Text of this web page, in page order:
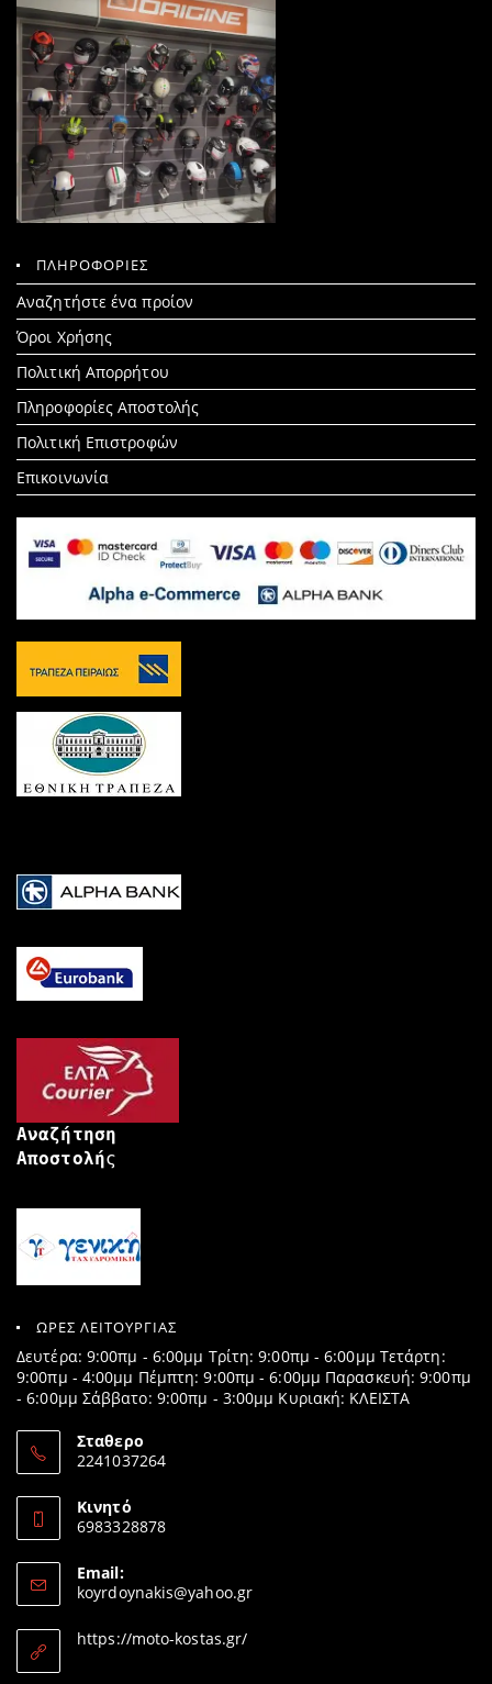
ΠΛΗΡΟΦΟΡΙΕΣ
Αναζητήστε ένα προίον
Search
for:
Όροι Χρήσης
Πολιτική Απορρήτου
Πληροφορίες Αποστολής
Πολιτική Επιστροφών
Επικοινωνία
Αναζήτηση
Αποστολής
ΩΡΕΣ ΛΕΙΤΟΥΡΓΙΑΣ
Δευτέρα: 9:00πμ - 6:00μμ Τρίτη: 9:00πμ - 6:00μμ Τετάρτη:
9:00πμ - 4:00μμ Πέμπτη: 9:00πμ - 6:00μμ Παρασκευή: 9:00πμ
- 6:00μμ Σάββατο: 9:00πμ - 3:00μμ Κυριακή: ΚΛΕΙΣΤΑ
Σταθερο
2241037264
in
your
Κινητό
6983328878
in
your
application
Email:
koyrdoynakis@yahoo.grOpens
https://moto-kostas.gr/